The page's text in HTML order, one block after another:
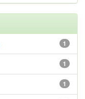
1
1
1